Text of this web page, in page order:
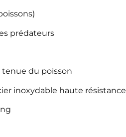
prédateurs
tenue du poisson
inoxydable haute résistance